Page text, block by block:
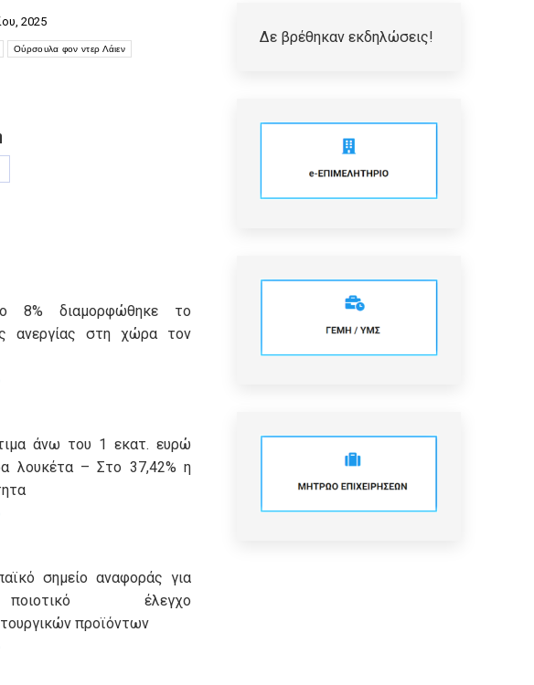
2025
Ούρσουλα φον ντερ Λάιεν
8% διαμορφώθηκε το
ανεργίας στη χώρα τον
άνω του 1 εκατ. ευρώ
λουκέτα – Στο 37,42% η
σημείο αναφοράς για
έλεγχο
προϊόντων
Δε βρέθηκαν εκδηλώσεις!